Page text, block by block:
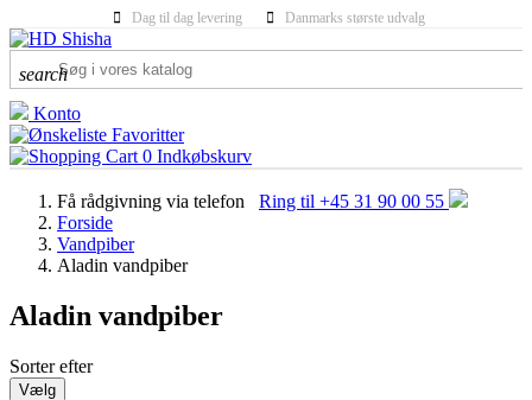
Dag til dag levering Danmarks største udvalg
search
Konto
Favoritter
0 Indkøbskurv
Få rådgivning via telefon
Ring til +45 31 90 00 55
Forside
Vandpiber
Aladin vandpiber
Aladin vandpiber
MANUFACTURERS
Sorter efter
Vælg